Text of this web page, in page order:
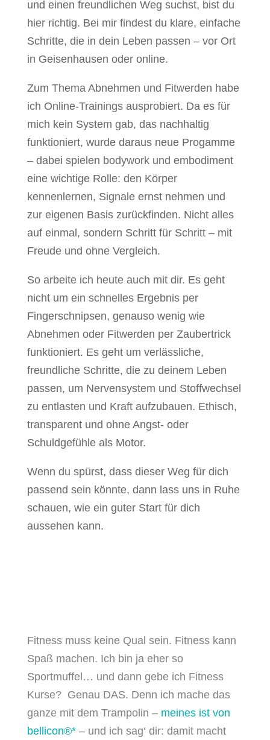
und einen freundlichen Weg suchst, bist du
hier richtig. Bei mir findest du klare, einfache
Schritte, die in dein Leben passen – vor Ort
in Geisenhausen oder online.
Zum Thema Abnehmen und Fitwerden habe
ich Online-Trainings ausprobiert. Da es für
mich kein System gab, das nachhaltig
funktioniert, wurde daraus neue Progamme
– dabei spielen bodywork und embodiment
eine wichtige Rolle: den Körper
kennenlernen, Signale ernst nehmen und
zur eigenen Basis zurückfinden. Nicht alles
auf einmal, sondern Schritt für Schritt – mit
Freude und ohne Vergleich.
So arbeite ich heute auch mit dir. Es geht
nicht um ein schnelles Ergebnis per
Fingerschnipsen, genauso wenig wie
Abnehmen oder Fitwerden per Zaubertrick
funktioniert. Es geht um verlässliche,
freundliche Schritte, die zu deinem Leben
passen, um Nervensystem und Stoffwechsel
zu entlasten und Kraft aufzubauen. Ethisch,
transparent und ohne Angst- oder
Schuldgefühle als Motor.
Wenn du spürst, dass dieser Weg für dich
passend sein könnte, dann lass uns in Ruhe
schauen, wie ein guter Start für dich
aussehen kann.
Fitness muss keine Qual sein. Fitness kann
Spaß machen. Ich bin ja eher so
Sportmuffel… und dann gebe ich Fitness
Kurse? Genau DAS. Denn ich mache das
ganze mit dem Trampolin – meines ist von
bellicon®*– und ich sag‘ dir: damit macht